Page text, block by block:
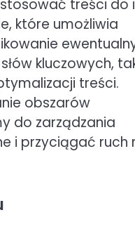
treści do
które umożliwia
kluczowych,
treści.
obszarów
do zarządzania
i przyciągać ruch